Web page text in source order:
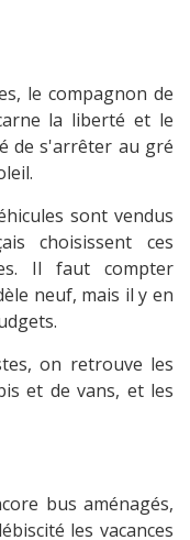
le compagnon de
la liberté et le
de s'arrêter au gré
sont vendus
choisissent ces
Il faut compter
neuf, mais il y en
on retrouve les
et de vans, et les
bus aménagés,
les vacances